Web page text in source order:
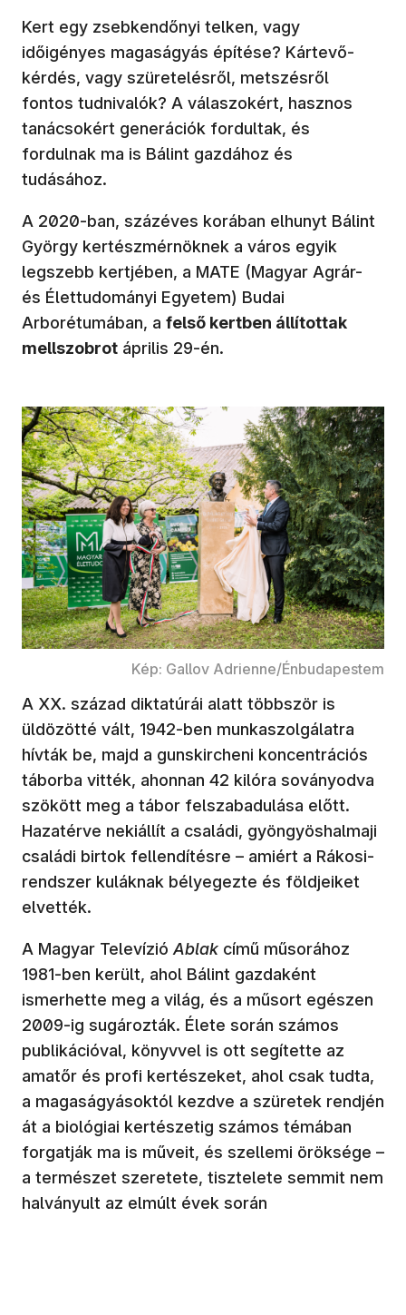
Kert egy zsebkendőnyi telken, vagy
időigényes magaságyás építése? Kártevő-
kérdés, vagy szüretelésről, metszésről
fontos tudnivalók? A válaszokért, hasznos
tanácsokért generációk fordultak, és
fordulnak ma is Bálint gazdához és
tudásához.
A 2020-ban, százéves korában elhunyt Bálint
György kertészmérnöknek a város egyik
legszebb kertjében, a MATE (Magyar Agrár-
és Élettudományi Egyetem) Budai
Arborétumában, a felső kertben állítottak
mellszobrot április 29-én.
Kép: Gallov Adrienne/Énbudapestem
A XX. század diktatúrái alatt többször is
üldözötté vált, 1942-ben munkaszolgálatra
hívták be, majd a gunskircheni koncentrációs
táborba vitték, ahonnan 42 kilóra soványodva
szökött meg a tábor felszabadulása előtt.
Hazatérve nekiállít a családi, gyöngyöshalmaji
családi birtok fellendítésre – amiért a Rákosi-
rendszer kuláknak bélyegezte és földjeiket
elvették.
A Magyar Televízió Ablak című műsorához
1981-ben került, ahol Bálint gazdaként
ismerhette meg a világ, és a műsort egészen
2009-ig sugározták. Élete során számos
publikációval, könyvvel is ott segítette az
amatőr és profi kertészeket, ahol csak tudta,
a magaságyásoktól kezdve a szüretek rendjén
át a biológiai kertészetig számos témában
forgatják ma is műveit, és szellemi öröksége –
a természet szeretete, tisztelete semmit nem
halványult az elmúlt évek során